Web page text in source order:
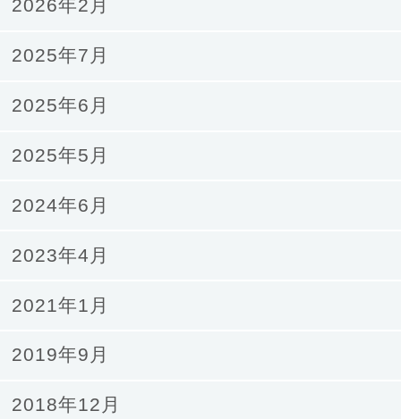
2026年2月
2025年7月
2025年6月
2025年5月
2024年6月
2023年4月
2021年1月
2019年9月
2018年12月